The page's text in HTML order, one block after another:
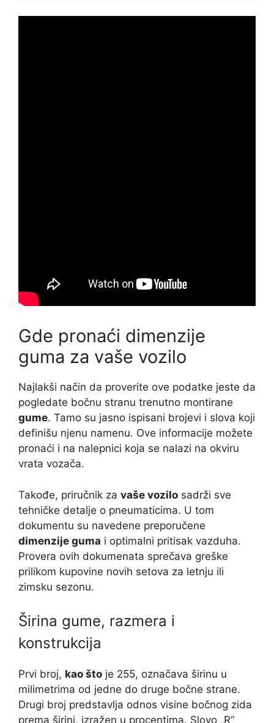
Gde pronaći dimenzije
guma za vaše vozilo
Najlakši način da proverite ove podatke jeste da
pogledate bočnu stranu trenutno montirane
gume. Tamo su jasno ispisani brojevi i slova koji
definišu njenu namenu. Ove informacije možete
pronaći i na nalepnici koja se nalazi na okviru
vrata vozača.
Takođe, priručnik za vaše vozilo sadrži sve
tehničke detalje o pneumaticima. U tom
dokumentu su navedene preporučene
dimenzije guma i optimalni pritisak vazduha.
Provera ovih dokumenata sprečava greške
prilikom kupovine novih setova za letnju ili
zimsku sezonu.
Širina gume, razmera i
konstrukcija
Prvi broj, kao što je 255, označava širinu u
milimetrima od jedne do druge bočne strane.
Drugi broj predstavlja odnos visine bočnog zida
prema širini, izražen u procentima. Slovo „R“